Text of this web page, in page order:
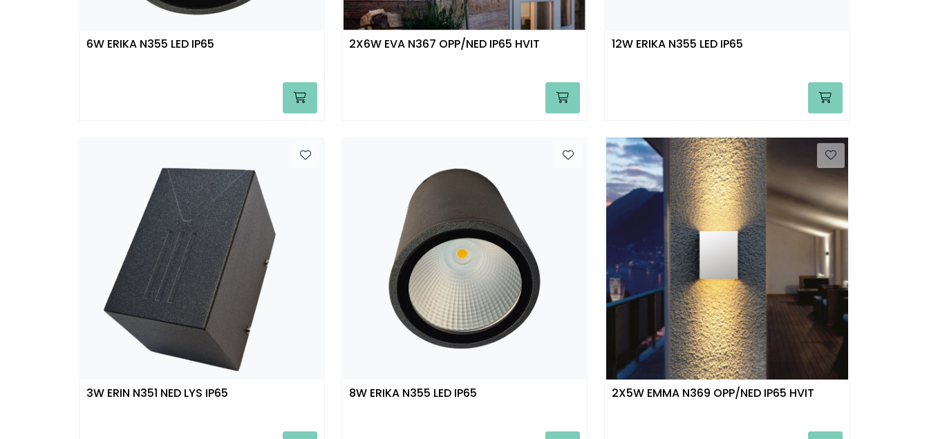
6W ERIKA N355 LED IP65 2X6W EVA N367 OPP/NED IP65 HVIT 12W ERIKA N355 LED IP65
3W ERIN N351 NED LYS IP65 8W ERIKA N355 LED IP65 2X5W EMMA N369 OPP/NED IP65 HVIT